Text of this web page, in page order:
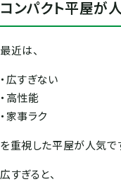
コンパクト平屋が
最近は、
・広すぎない
・高性能
・家事ラク
を重視した平屋が人気で
広すぎると、